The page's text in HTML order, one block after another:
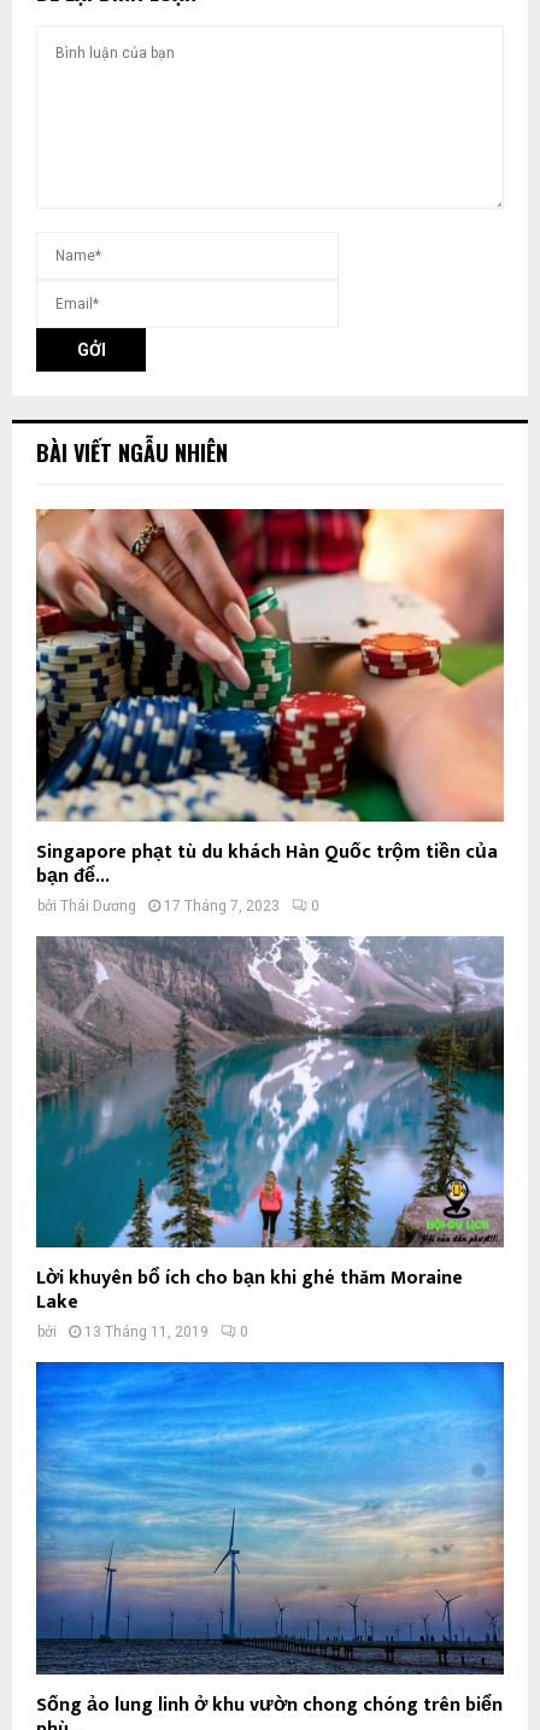
BÀI VIẾT NGẪU NHIÊN
Singapore phạt tù du khách Hàn Quốc trộm tiền của
bạn để...
bởi Thái Dương 17 Tháng 7, 2023 0
Lời khuyên bổ ích cho bạn khi ghé thăm Moraine
Lake
bởi 13 Tháng 11, 2019 0
Sống ảo lung linh ở khu vườn chong chóng trên biển